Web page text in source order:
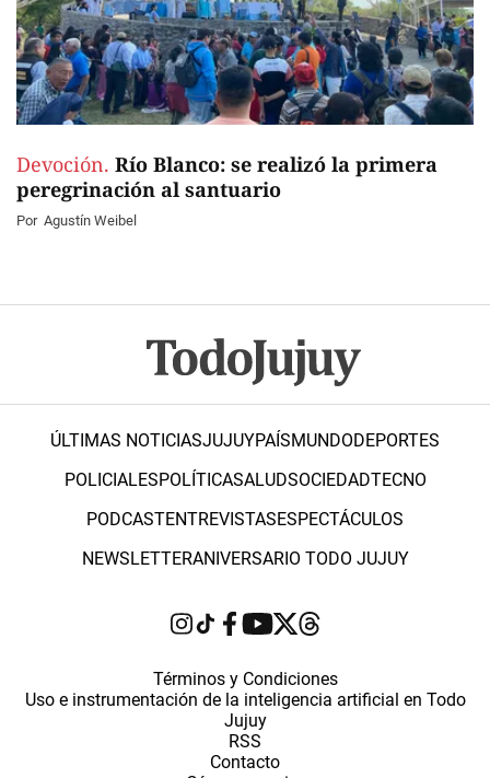
Devoción. Río Blanco: se realizó la primera
peregrinación al santuario
Por Agustín Weibel
ÚLTIMAS NOTICIASJUJUYPAÍSMUNDODEPORTES
POLICIALESPOLÍTICASALUDSOCIEDADTECNO
PODCASTENTREVISTASESPECTÁCULOS
NEWSLETTERANIVERSARIO TODO JUJUY
Términos y Condiciones
Uso e instrumentación de la inteligencia artificial en Todo
Jujuy
RSS
Contacto